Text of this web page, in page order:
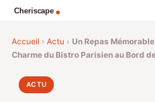
Accueil › Actu › Un Repas
Charme du Bistro Parisien au Bord
ACTU